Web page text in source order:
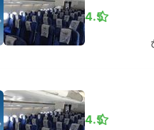
4.5
4.5